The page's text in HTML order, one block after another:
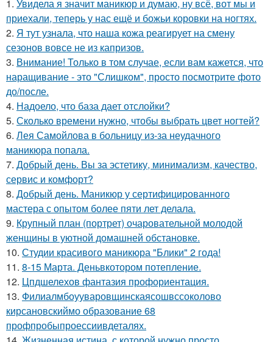
1. Увидела я значит маникюр и думаю, ну всё, вот мы и
приехали, теперь у нас ещё и божьи коровки на ногтях.
2. Я тут узнала, что наша кожа реагирует на смену
сезонов вовсе не из капризов.
3. Внимание! Только в том случае, если вам кажется, что
наращивание - это "Слишком", просто посмотрите фото
до/после.
4. Надоело, что база дает отслойки?
5. Сколько времени нужно, чтобы выбрать цвет ногтей?
6. Лея Самойлова в больницу из-за неудачного
маникюра попала.
7. Добрый день. Вы за эстетику, минимализм, качество,
сервис и комфорт?
8. Добрый день. Маникюр у сертифицированного
мастера с опытом более пяти лет делала.
9. Крупный план (портрет) очаровательной молодой
женщины в уютной домашней обстановке.
10. Студии красивого маникюра "Блики" 2 года!
11. 8-15 Марта. Деньвкотором потепление.
12. Цпдшелехов фантазия профориентация.
13. Филиалмбоууваровщинскаясошвссоколово
кирсановскиймо образование 68
профпробыпроессиивдеталях.